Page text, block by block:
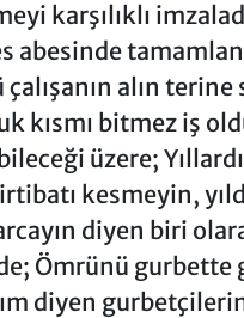
karşılıklı
abesinde
alın terine
kısmı bitmez iş
üzere;
kesmeyin,
diyen biri
Ömrünü gurbette
diyen